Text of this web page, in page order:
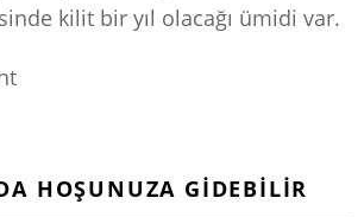
kilit bir yıl olacağı ümidi var.
HOŞUNUZA GIDEBILIR